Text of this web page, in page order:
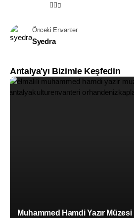
Önceki Envanter
Syedra
Antalya'yı Bizimle Keşfedin
Muhammed Hamdi Yazır Müzesi